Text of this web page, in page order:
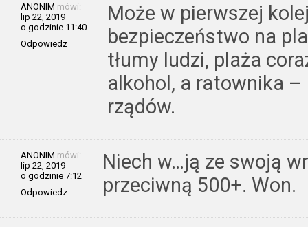
ANONIM mówi:
lip 22, 2019
o godzinie 11:40
Odpowiedz
Może w pierwszej
bezpieczeństwo na
tłumy ludzi, plaża
alkohol, a ratownika
rządów.
ANONIM mówi:
lip 22, 2019
o godzinie 7:12
Odpowiedz
Niech w…ją ze swoją
przeciwną 500+. Won.